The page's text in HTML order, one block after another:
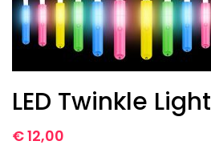
LED Twinkle Light
€12,00